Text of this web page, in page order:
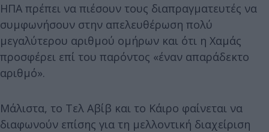
ΗΠΑ πρέπει να πιέσουν τους διαπραγματευτές να
συμφωνήσουν στην απελευθέρωση πολύ
μεγαλύτερου αριθμού ομήρων και ότι η Χαμάς
προσφέρει επί του παρόντος «έναν απαράδεκτο
αριθμό».
Μάλιστα, το Τελ Αβίβ και το Κάιρο φαίνεται να
διαφωνούν επίσης για τη μελλοντική διαχείριση